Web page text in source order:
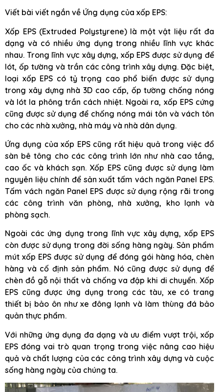
Viết bài viết ngắn về Ứng dụng của xốp EPS:
Xốp EPS (Extruded Polystyrene) là một vật liệu rất đa
dạng và có nhiều ứng dụng trong nhiều lĩnh vực khác
nhau. Trong lĩnh vực xây dựng, xốp EPS được sử dụng để
lót, ốp tường và trần các công trình xây dựng. Đặc biệt,
loại xốp EPS có tỷ trọng cao phổ biến được sử dụng
trong xây dựng nhà 3D cao cấp, ốp tường chống nóng
và lót la phông trần cách nhiệt. Ngoài ra, xốp EPS cứng
cũng được sử dụng để chống nóng mái tôn và vách tôn
cho các nhà xưởng, nhà máy và nhà dân dụng.
Ứng dụng của xốp EPS cũng rất hiệu quả trong việc đổ
sàn bê tông cho các công trình lớn như nhà cao tầng,
cao ốc và khách sạn. Xốp EPS cũng được sử dụng làm
nguyên liệu chính để sản xuất tấm vách ngăn Panel EPS.
Tấm vách ngăn Panel EPS được sử dụng rộng rãi trong
các công trình văn phòng, nhà xưởng, kho lạnh và
phòng sạch.
Ngoài các ứng dụng trong lĩnh vực xây dựng, xốp EPS
còn được sử dụng trong đời sống hàng ngày. Sản phẩm
mút xốp EPS được sử dụng để đóng gói hàng hóa, chèn
hàng và cố định sản phẩm. Nó cũng được sử dụng để
chèn đồ gỗ nội thất và chống va đập khi di chuyển. Xốp
EPS cũng được ứng dụng trong các tàu, xe có trang
thiết bị bảo ôn như xe đông lạnh và làm thùng đá bảo
quản thực phẩm.
Với những ứng dụng đa dạng và ưu điểm vượt trội, xốp
EPS đóng vai trò quan trọng trong việc nâng cao hiệu
quả và chất lượng của các công trình xây dựng và cuộc
sống hàng ngày của chúng ta.